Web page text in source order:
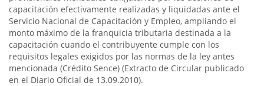
capacitación efectivamente realizadas y liquidadas ante el
Servicio Nacional de Capacitación y Empleo, ampliando el
monto máximo de la franquicia tributaria destinada a la
capacitación cuando el contribuyente cumple con los
requisitos legales exigidos por las normas de la ley antes
mencionada (Crédito Sence) (Extracto de Circular publicado
en el Diario Oficial de 13.09.2010).